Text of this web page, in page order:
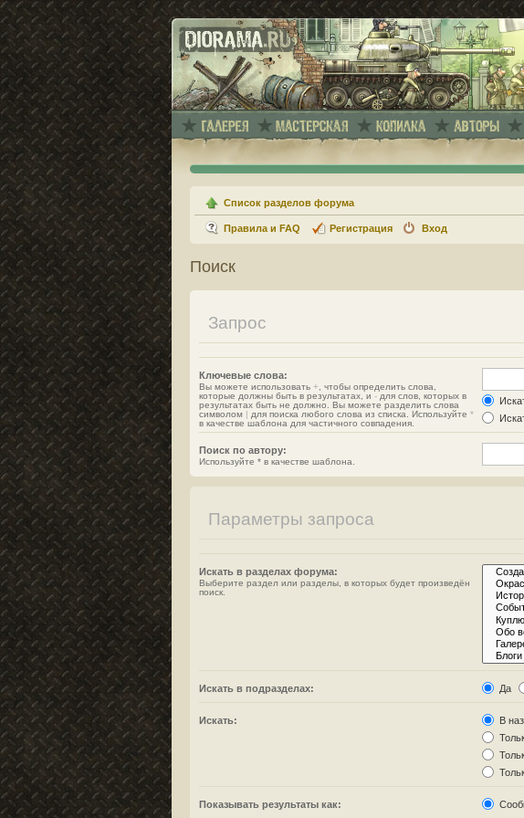
Список разделов форума
Правила и FAQ Регистрация Вход
Поиск
Запрос
Ключевые слова:
Вы можете использовать + , чтобы определить слова,
которые должны быть в результатах, и - для слов, которых в
результатах быть не должно. Вы можете разделить слова
символом | для поиска любого слова из списка. Используйте *
в качестве шаблона для частичного совпадения.
Поиск по автору:
Используйте * в качестве шаблона.
Параметры запроса
Искать в разделах форума:
Выберите раздел или разделы, в которых будет произведён
поиск.
Искать в подразделах: Да
Искать:
В
Показывать результаты как: